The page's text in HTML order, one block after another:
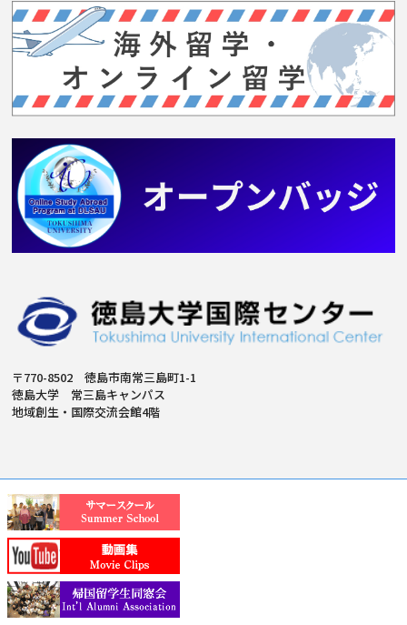
〒770-8502 徳島市南常三島町1-1
徳島大学 常三島キャンパス
地域創生・国際交流会館4階